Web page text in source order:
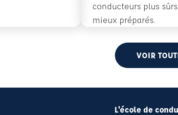
forme chaque année 110 000
conducteurs plus
mieux préparés.
En savoir plus
Conduite
VOIR
L'école de